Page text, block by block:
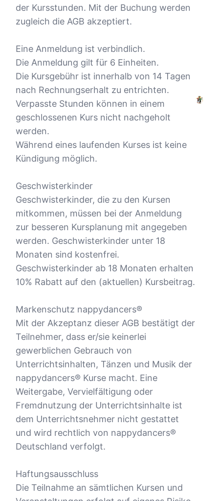
der Kursstunden. Mit der Buchung werden
zugleich die AGB akzeptiert.
Eine Anmeldung ist verbindlich.
Die Anmeldung gilt für 6 Einheiten.
Die Kursgebühr ist innerhalb von 14 Tagen
nach Rechnungserhalt zu entrichten.
Verpasste Stunden können in einem
geschlossenen Kurs nicht nachgeholt
werden.
Während eines laufenden Kurses ist keine
Kündigung möglich.
Geschwisterkinder
Geschwisterkinder, die zu den Kursen
mitkommen, müssen bei der Anmeldung
zur besseren Kursplanung mit angegeben
werden. Geschwisterkinder unter 18
Monaten sind kostenfrei.
Geschwisterkinder ab 18 Monaten erhalten
10% Rabatt auf den (aktuellen) Kursbeitrag.
Markenschutz nappydancers®
Mit der Akzeptanz dieser AGB bestätigt der
Teilnehmer, dass er/sie keinerlei
gewerblichen Gebrauch von
Unterrichtsinhalten, Tänzen und Musik der
nappydancers® Kurse macht. Eine
Weitergabe, Vervielfältigung oder
Fremdnutzung der Unterrichtsinhalte ist
dem Unterrichtsnehmer nicht gestattet
und wird rechtlich von nappydancers®
Deutschland verfolgt.
Haftungsausschluss
Die Teilnahme an sämtlichen Kursen und